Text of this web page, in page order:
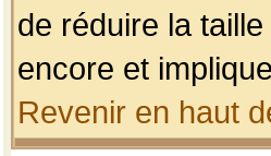
de réduire la
encore et
Revenir en haut